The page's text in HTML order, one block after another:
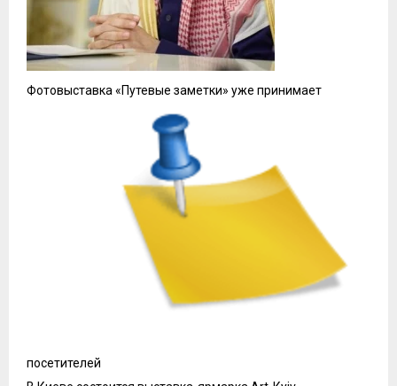
Фотовыставка «Путевые заметки» уже принимает
посетителей